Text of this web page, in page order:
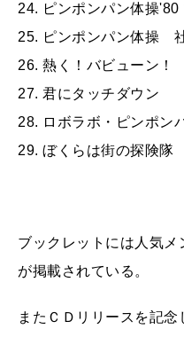
24. ピンポンパン体操
25. ピンポンパン体操
26. 熱く！バビューン！
27. 君にタッチダウン
28. ロボラボ・ピンポン
29. ぼくらは街の探険隊
ブックレットには人気メ
が掲載されている。
またＣＤリリースを記